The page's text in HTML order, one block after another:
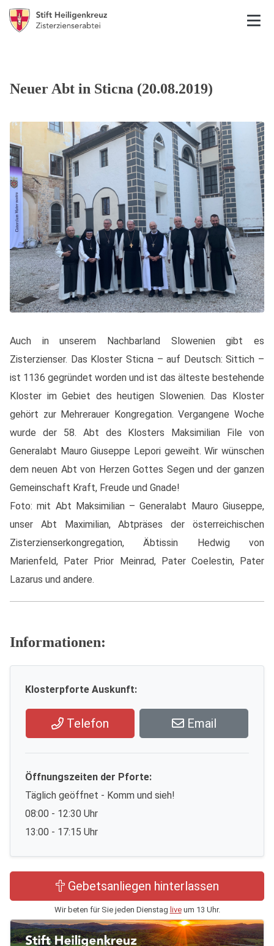
Neuer Abt in Sticna (20.08.2019)
Auch in unserem Nachbarland Slowenien gibt es
Zisterzienser. Das Kloster Sticna – auf Deutsch: Sittich –
ist 1136 gegründet worden und ist das älteste bestehende
Kloster im Gebiet des heutigen Slowenien. Das Kloster
gehört zur Mehrerauer Kongregation. Vergangene Woche
wurde der 58. Abt des Klosters Maksimilian File von
Generalabt Mauro Giuseppe Lepori geweiht. Wir wünschen
dem neuen Abt von Herzen Gottes Segen und der ganzen
Gemeinschaft Kraft, Freude und Gnade!
Foto: mit Abt Maksimilian – Generalabt Mauro Giuseppe,
unser Abt Maximilian, Abtpräses der österreichischen
Zisterzienserkongregation, Äbtissin Hedwig von
Marienfeld, Pater Prior Meinrad, Pater Coelestin, Pater
Lazarus und andere.
Informationen:
Klosterpforte Auskunft:
Telefon Email
Öffnungszeiten der Pforte:
Täglich geöffnet - Komm und sieh!
08:00 - 12:30 Uhr
13:00 - 17:15 Uhr
Gebetsanliegen hinterlassen
Wir beten für Sie jeden Dienstag liveum 13 Uhr.